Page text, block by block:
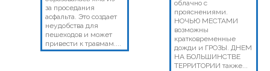
за проседания
асфальта. Это создает
неудобства для
пешеходов и может
привести к травмам....
облачно с
прояснениями.
НОЧЬЮ МЕСТАМИ
возможны
кратковременные
дожди и ГРОЗЫ. ДНЕМ
НА БОЛЬШИНСТВЕ
ТЕРРИТОРИИ также...